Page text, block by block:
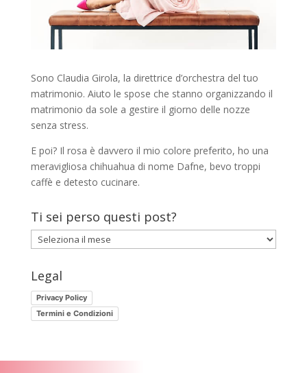
Sono Claudia Girola, la direttrice d’orchestra del tuo
matrimonio. Aiuto le spose che stanno organizzando il
matrimonio da sole a gestire il giorno delle nozze
senza stress.
E poi? Il rosa è davvero il mio colore preferito, ho una
meravigliosa chihuahua di nome Dafne, bevo troppi
caffè e detesto cucinare.
Ti sei perso questi post?
sei
perso
questi
post?
Legal
Privacy Policy
Termini e Condizioni